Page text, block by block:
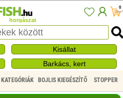
horgászat
0
Kisállat
Barkács, kert
KATEGÓRIÁK BOJLIS KIEGÉSZÍTŐ STOPPER